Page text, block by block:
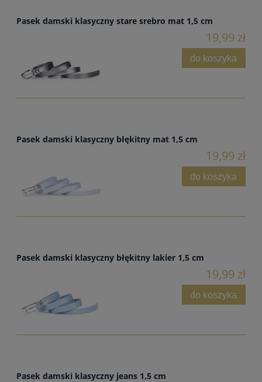
Pasek damski klasyczny stare srebro mat 1,5 cm
19,99 zł
do koszyka
Pasek damski klasyczny błękitny mat 1,5 cm
19,99 zł
do koszyka
Pasek damski klasyczny błękitny lakier 1,5 cm
19,99 zł
do koszyka
Pasek damski klasyczny jeans 1,5 cm